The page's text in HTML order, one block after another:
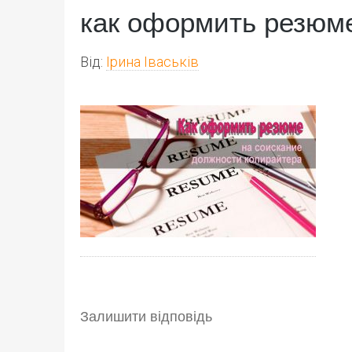
как оформить
Від: Ірина Іваськів
Залишити відповідь